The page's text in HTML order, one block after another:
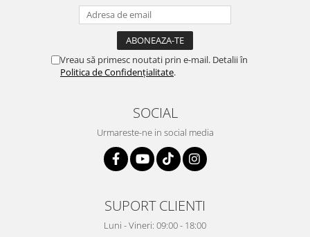
Vreau să primesc noutati prin e-mail. Detalii în
Politica de Confidențialitate.
SOCIAL
Urmareste-ne in social media
SUPORT CLIENTI
Luni - Vineri: 09:00 - 18:00